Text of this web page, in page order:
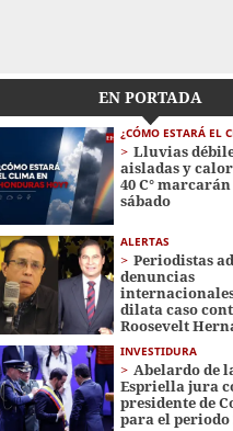
EN PORTADA
¿CÓMO ESTARÁ EL
Lluvias
aisladas y
40 C°
sábado
ALERTAS
Periodistas
denuncias
dilata caso
Roosevelt
INVESTIDURA
Abelardo de
Espriella jura
presidente de
para el periodo